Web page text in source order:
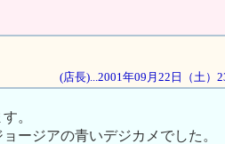
(店長)...2001年09月22日（土）
。
ージアの青いデジカメでした。